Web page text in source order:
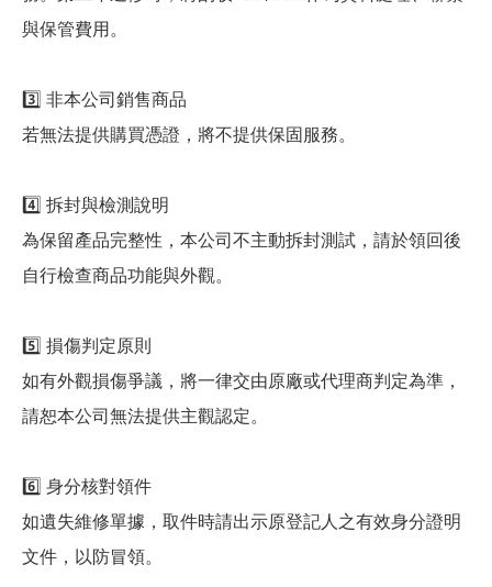
與保管費用。
3️⃣ 非本公司銷售商品
若無法提供購買憑證，將不提供保固服務。
4️⃣ 拆封與檢測說明
為保留產品完整性，本公司不主動拆封測試，請於領回後
自行檢查商品功能與外觀。
5️⃣ 損傷判定原則
如有外觀損傷爭議，將一律交由原廠或代理商判定為準，
請恕本公司無法提供主觀認定。
6️⃣ 身分核對領件
如遺失維修單據，取件時請出示原登記人之有效身分證明
文件，以防冒領。